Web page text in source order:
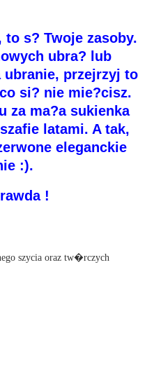
s? Twoje zasoby.
ubra? lub
ubranie, przejrzyj to
si? nie mie?cisz.
za ma?a sukienka
latami. A tak,
eleganckie
:).
!
szycia oraz tw�rczych